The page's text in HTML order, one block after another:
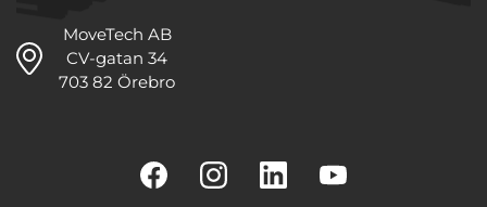
MoveTech AB
CV-gatan 34
703 82 Örebro